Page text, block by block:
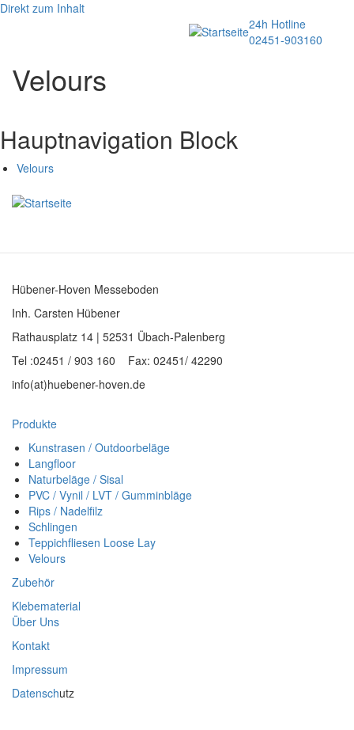
Direkt zum Inhalt
24h Hotline
02451-903160
Velours
Hauptnavigation Block
Velours
Hübener-Hoven Messeboden
Inh. Carsten Hübener
Rathausplatz 14 | 52531 Übach-Palenberg
Tel :02451 / 903 160 Fax: 02451/ 42290
info(at)huebener-hoven.de
Produkte
Kunstrasen / Outdoorbeläge
Langfloor
Naturbeläge / Sisal
PVC / Vynil / LVT / Gumminbläge
Rips / Nadelfilz
Schlingen
Teppichfliesen Loose Lay
Velours
Zubehör
Klebematerial
Über Uns
Kontakt
Impressum
Datenschutz